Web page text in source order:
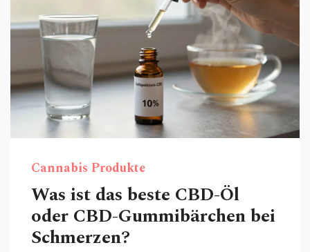
Cannabis Produkte
Was ist das beste CBD-Öl
oder CBD-Gummibärchen bei
Schmerzen?